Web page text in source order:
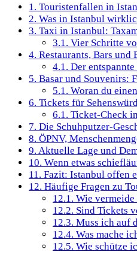
1. Touristenfallen in
2. Was in Istanbul
3. Taxi in Istanbul:
3.1. Vier Schritte
4. Restaurants, Bars und
4.1. Der
5. Basar und Souvenirs:
5.1. Woran du
6. Tickets für
6.1. Ticket-Check
7. Die Schuhputzer-
8. ÖPNV,
9. Aktuelle Lage und
10. Wenn etwas
11. Fazit: Istanbul offen
12. Häufige Fragen zu
12.1. Wie
12.2. Sind Tickets
12.3. Muss ich auf
12.4. Was mache
12.5. Wie schütze